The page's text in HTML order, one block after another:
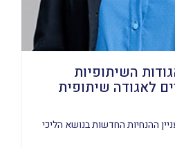
השיתופיות
לאגודה שיתופית
ההנחיות החדשות בנושא הליכי